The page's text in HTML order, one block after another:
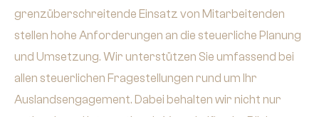
grenzüberschreitende Einsatz von Mitarbeitenden
stellen hohe Anforderungen an die steuerliche Planung
und Umsetzung. Wir unterstützen Sie umfassend bei
allen steuerlichen Fragestellungen rund um Ihr
Auslandsengagement. Dabei behalten wir nicht nur